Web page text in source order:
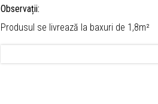
Observații:
Produsul se livrează la baxuri de 1,8m²